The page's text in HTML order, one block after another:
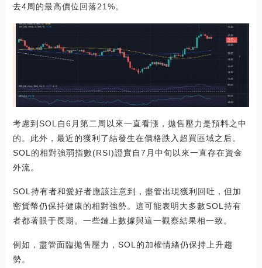
去4周的最高價位回落21%。
考慮到SOL自6月第二周以來一直看漲，拋售壓力是預料之中
的。此外，最近的獲利了結發生在價格跌入超買區域之后。
SOL的相對強弱指數(RSI)證實自7月中旬以來一直存在資金
外流。
SOL持有者和愛好者應該注意到，盡管出現獲利回吐，但加
密貨幣仍保持健康的相對強勢。這可能表明大多數SOL持有
者都著眼于長期。一些鏈上數據與這一觀察結果相一致。
例如，盡管面臨拋售壓力，SOL的加權情緒仍保持上升趨
勢。